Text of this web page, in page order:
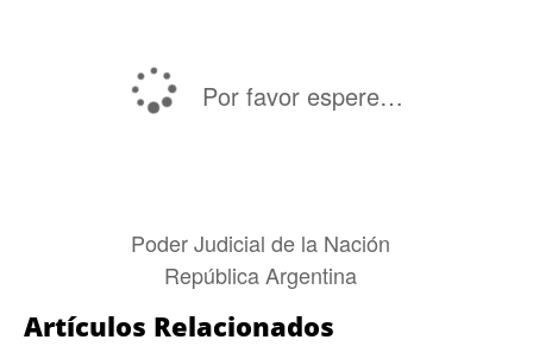
Por favor espere…
Poder Judicial de la Nación
República Argentina
Artículos Relacionados